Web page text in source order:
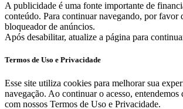
A publicidade é uma fonte importante de
conteúdo. Para continuar navegando, por favor
bloqueador de anúncios.
Após desabilitar, atualize a página para
Termos de Uso e Privacidade
Esse site utiliza cookies para melhorar sua
navegação. Ao continuar o acesso, entendemos
com nossos Termos de Uso e Privacidade.